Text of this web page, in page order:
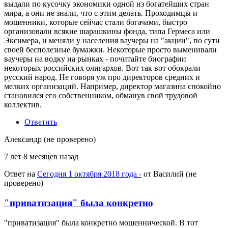
выдали по кусочку экономики одной из богатейших стран
мира, а они не знали, что с этим делать. Проходимцы и
мошенники, которые сейчас стали богачами, быстро
организовали всякие шарашкины фонда, типа Гермеса или
Эксимера, и меняли у населения ваучеры на "акции", по сути
своей бесполезные бумажки. Некоторые просто выменивали
ваучеры на водку на рынках - почитайте биографии
некоторых российских олигархов. Вот так вот обокрали
русский народ. Не говоря уж про директоров средних и
мелких организаций. Например, директор магазина спокойно
становился его собственником, обманув свой трудовой
коллектив.
Ответить
Александр (не проверено)
7 лет 8 месяцев назад
Ответ на Сегодня 1 октября 2018 года - от Василий (не
проверено)
"приватизация" была конкретно
"приватизация" была конкретно мошеннической. В тот